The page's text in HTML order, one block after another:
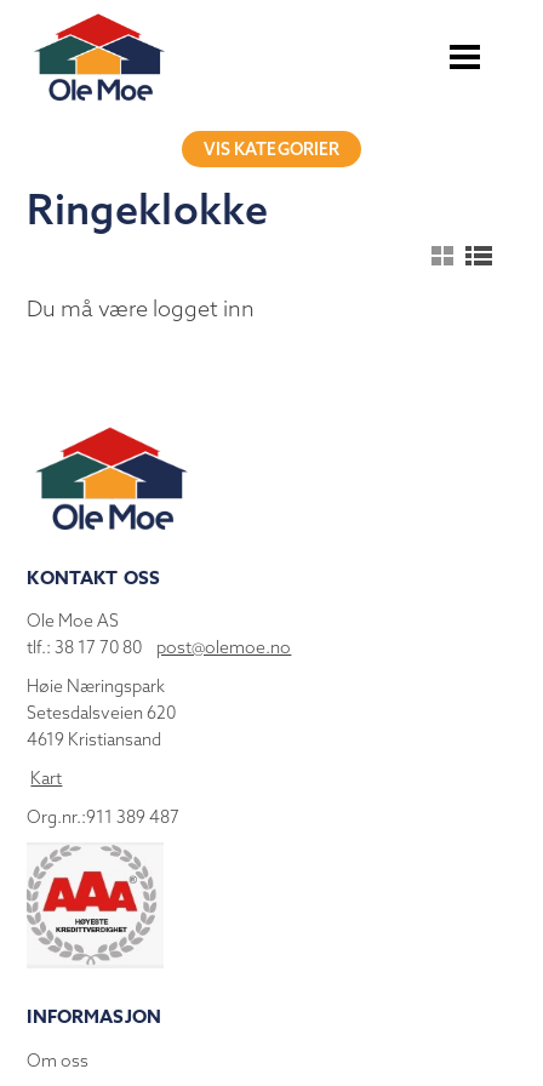
VIS KATEGORIER
Ringeklokke
Du må være logget inn
KONTAKT OSS
Ole Moe AS
tlf.: 38 17 70 80 post@olemoe.no
Høie Næringspark
Setesdalsveien 620
4619 Kristiansand
Kart
Org.nr.:911 389 487
INFORMASJON
Om oss